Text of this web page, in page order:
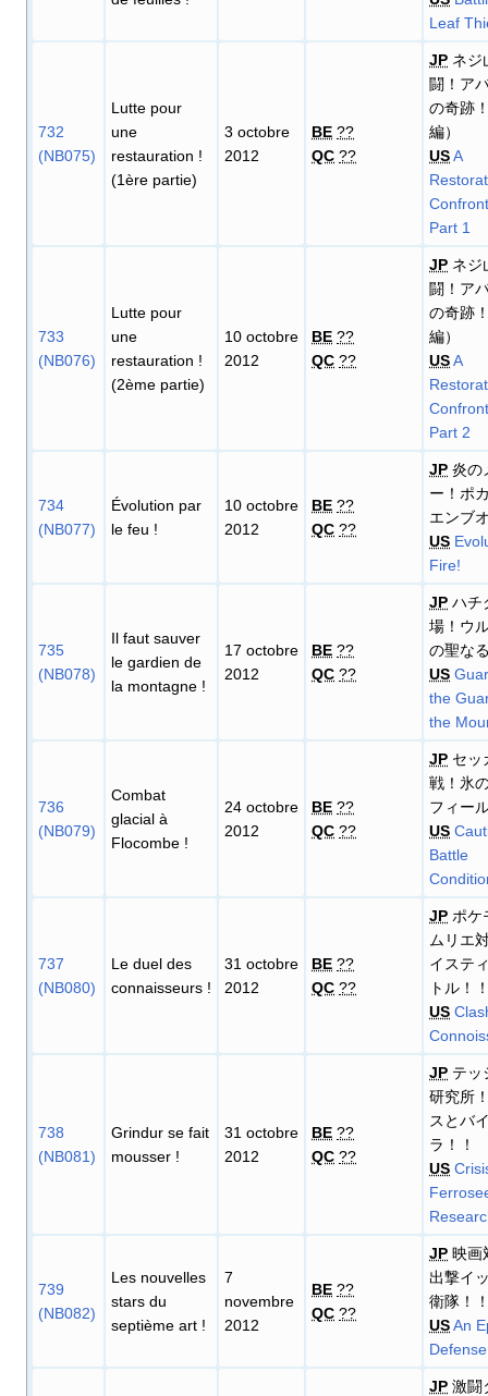
Leaf
732
(NB075)
Lutte pour
une
restauration !
(1ère partie)
3 octobre
2012
BE ??
QC ??
JP ネジ
闘！ア
の奇跡
編）
USA
Part 1
733
(NB076)
Lutte pour
une
restauration !
(2ème partie)
10 octobre
2012
BE ??
QC ??
JP ネジ
闘！ア
の奇跡
編）
USA
Part 2
734
(NB077)
Évolution par
le feu !
10 octobre
2012
BE ??
QC ??
JP 炎の
ー！ポ
エンブ
US
Fire!
735
(NB078)
Il faut sauver
le gardien de
la montagne !
17 octobre
2012
BE ??
QC ??
JP ハチ
場！ウ
の聖な
US
the
the
736
(NB079)
Combat
glacial à
Flocombe !
24 octobre
2012
BE ??
QC ??
JP セッ
戦！氷
フィー
US
Battle
737
(NB080)
Le duel des
connaisseurs !
31 octobre
2012
BE ??
QC ??
JP ポケ
ムリエ
イステ
トル！
US
738
(NB081)
Grindur se fait
mousser !
31 octobre
2012
BE ??
QC ??
JP テッ
研究所
スとバ
ラ！！
US
739
(NB082)
Les nouvelles
stars du
septième art !
7
novembre
2012
BE ??
QC ??
JP 映画
出撃イ
衛隊！
USAn
JP 激闘